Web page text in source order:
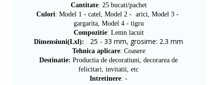
Cantitate: 25 bucati/pachet
Culori: Model 1 - catel, Model 2 - arici, Model 3 -
gargarita, Model 4 - tigru
Compozitie: Lemn lacuit
Dimensiuni(Lxl):
25 - 33 mm, grosime: 2.3 mm
Tehnica aplicare: Coasere
Destinatie: Productia de decoratiuni, decorarea de
felicitari, invitatii, etc
Intretinere: -